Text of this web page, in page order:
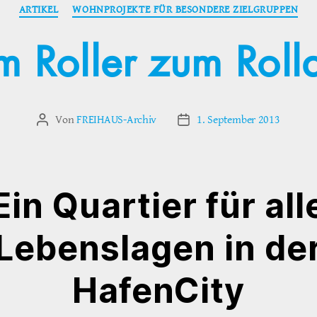
Kategorien
ARTIKEL WOHNPROJEKTE FÜR BESONDERE ZIELGRUPPEN
Roller zum
Beitragsautor
VonFREIHAUS-Archiv Veröffentlichungsdatum
1. September 2013
Quartier für
in
HafenCity